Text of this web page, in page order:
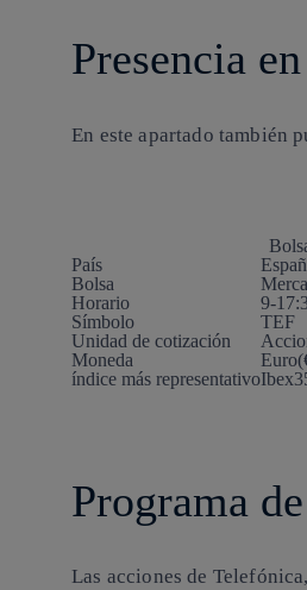
Presencia
En este apartado también
País
Bolsa
Horario
9-
Símbolo
TEF
Unidad de cotización
Moneda
índice más representativo
Programa
Las acciones de